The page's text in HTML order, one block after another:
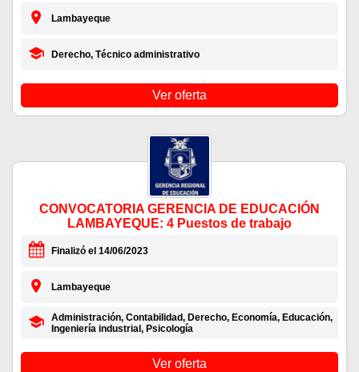
Lambayeque
Derecho, Técnico administrativo
Ver oferta
CONVOCATORIA GERENCIA DE EDUCACIÓN
LAMBAYEQUE: 4 Puestos de trabajo
Finalizó el 14/06/2023
Lambayeque
Administración, Contabilidad, Derecho, Economía, Educación,
Ingeniería industrial, Psicología
Ver oferta